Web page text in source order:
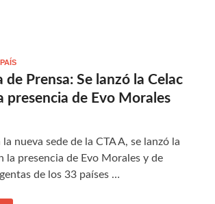
PAÍS
Prensa: Se lanzó la Celac
presencia de Evo Morales
la nueva sede de la CTA A, se lanzó la
la presencia de Evo Morales y de
de los 33 países …